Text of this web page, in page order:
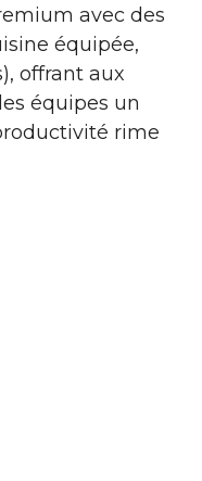
avec des
équipée,
offrant aux
équipes un
rime